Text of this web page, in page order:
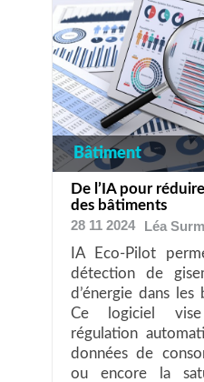
Bâtiment
De l’IA pour
des bâtiments
28 11 2024
Léa
IA Eco-Pilot
détection de
d’énergie dans
Ce logiciel
régulation
données de
ou encore la